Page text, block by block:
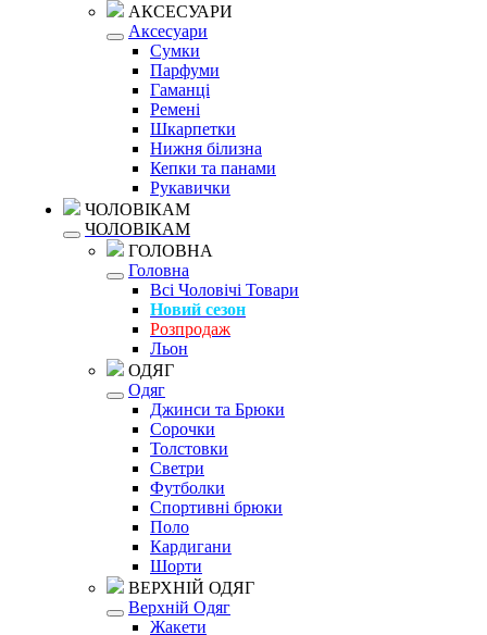
АКСЕСУАРИ
Аксесуари
Сумки
Парфуми
Гаманці
Ремені
Шкарпетки
Нижня білизна
Кепки та панами
Рукавички
ЧОЛОВІКАМ
ЧОЛОВІКАМ
ГОЛОВНА
Головна
Всі Чоловічі Товари
Новий сезон
Розпродаж
Льон
ОДЯГ
Одяг
Джинси та Брюки
Сорочки
Толстовки
Светри
Футболки
Спортивні брюки
Поло
Кардигани
Шорти
ВЕРХНІЙ ОДЯГ
Верхній Одяг
Жакети